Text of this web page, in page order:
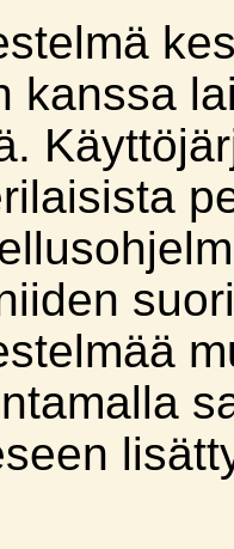
kanssa